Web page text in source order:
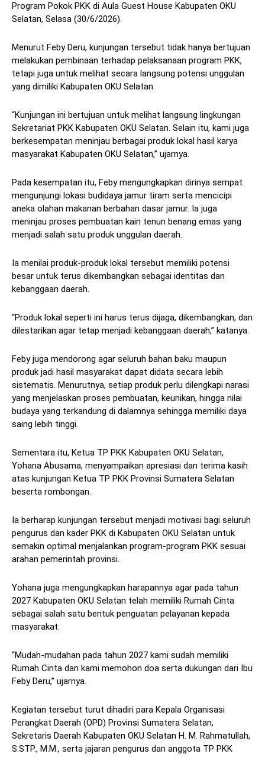
Program Pokok PKK di Aula Guest House Kabupaten OKU
Selatan, Selasa (30/6/2026).
Menurut Feby Deru, kunjungan tersebut tidak hanya bertujuan
melakukan pembinaan terhadap pelaksanaan program PKK,
tetapi juga untuk melihat secara langsung potensi unggulan
yang dimiliki Kabupaten OKU Selatan.
“Kunjungan ini bertujuan untuk melihat langsung lingkungan
Sekretariat PKK Kabupaten OKU Selatan. Selain itu, kami juga
berkesempatan meninjau berbagai produk lokal hasil karya
masyarakat Kabupaten OKU Selatan,” ujarnya.
Pada kesempatan itu, Feby mengungkapkan dirinya sempat
mengunjungi lokasi budidaya jamur tiram serta mencicipi
aneka olahan makanan berbahan dasar jamur. Ia juga
meninjau proses pembuatan kain tenun benang emas yang
menjadi salah satu produk unggulan daerah.
Ia menilai produk-produk lokal tersebut memiliki potensi
besar untuk terus dikembangkan sebagai identitas dan
kebanggaan daerah.
“Produk lokal seperti ini harus terus dijaga, dikembangkan, dan
dilestarikan agar tetap menjadi kebanggaan daerah,” katanya.
Feby juga mendorong agar seluruh bahan baku maupun
produk jadi hasil masyarakat dapat didata secara lebih
sistematis. Menurutnya, setiap produk perlu dilengkapi narasi
yang menjelaskan proses pembuatan, keunikan, hingga nilai
budaya yang terkandung di dalamnya sehingga memiliki daya
saing lebih tinggi.
Sementara itu, Ketua TP PKK Kabupaten OKU Selatan,
Yohana Abusama, menyampaikan apresiasi dan terima kasih
atas kunjungan Ketua TP PKK Provinsi Sumatera Selatan
beserta rombongan.
Ia berharap kunjungan tersebut menjadi motivasi bagi seluruh
pengurus dan kader PKK di Kabupaten OKU Selatan untuk
semakin optimal menjalankan program-program PKK sesuai
arahan pemerintah provinsi.
Yohana juga mengungkapkan harapannya agar pada tahun
2027 Kabupaten OKU Selatan telah memiliki Rumah Cinta
sebagai salah satu bentuk penguatan pelayanan kepada
masyarakat.
“Mudah-mudahan pada tahun 2027 kami sudah memiliki
Rumah Cinta dan kami memohon doa serta dukungan dari Ibu
Feby Deru,” ujarnya.
Kegiatan tersebut turut dihadiri para Kepala Organisasi
Perangkat Daerah (OPD) Provinsi Sumatera Selatan,
Sekretaris Daerah Kabupaten OKU Selatan H. M. Rahmatullah,
S.STP., M.M., serta jajaran pengurus dan anggota TP PKK